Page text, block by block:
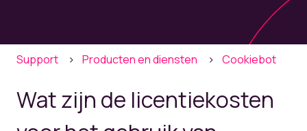
Support Producten en diensten Cookiebot
Wat zijn de licentiekosten